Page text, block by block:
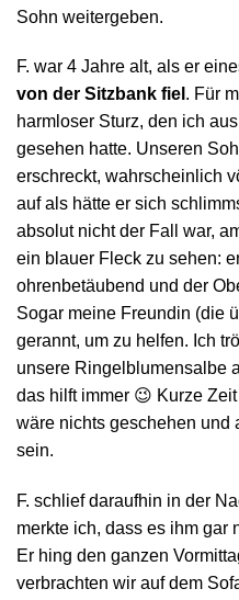
Sohn weitergeben.
F. war 4 Jahre alt, als er
von der Sitzbank fiel . Für
harmloser Sturz, den ich
gesehen hatte. Unseren
erschreckt, wahrscheinlich
auf als hätte er sich
absolut nicht der Fall war,
ein blauer Fleck zu sehen:
ohrenbetäubend und der
Sogar meine Freundin (die
gerannt, um zu helfen. Ich
unsere Ringelblumensalbe
das hilft immer 😉 Kurze
wäre nichts geschehen und
sein.
F. schlief daraufhin in der
merkte ich, dass es ihm gar
Er hing den ganzen
verbrachten wir auf dem